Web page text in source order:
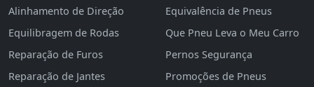
Alinhamento de Direção
Equilibragem de Rodas
Reparação de Furos
Reparação de Jantes
Equivalência de Pneus
Que Pneu Leva o Meu Carro
Pernos Segurança
Promoções de Pneus